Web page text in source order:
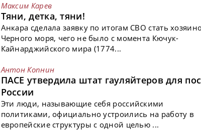
Максим Карев
Тяни, детка, тяни!
Анкара сделала заявку по итогам СВО стать
Черного моря, чего не было с момента Кючук-
Кайнарджийского мира (1774...
Антон Копнин
ПАСЕ утвердила штат гауляйтеров для
России
Эти люди, называющие себя российскими
политиками, официально устроились на работу в
европейские структуры с одной целью ...